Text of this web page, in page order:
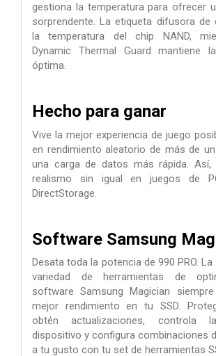
gestiona la temperatura para ofrecer
sorprendente. La etiqueta difusora de
la temperatura del chip NAND,
Dynamic Thermal Guard mantiene
óptima.
Hecho para ganar
Vive la mejor experiencia de juego
en rendimiento aleatorio de más de
una carga de datos más rápida. Así,
realismo sin igual en juegos de
DirectStorage.
Software Samsung
Desata toda la potencia de 990 PRO.
variedad de herramientas de
software Samsung Magician
mejor rendimiento en tu SSD.
obtén actualizaciones, controla
dispositivo y configura combinaciones
a tu gusto con tu set de herramientas